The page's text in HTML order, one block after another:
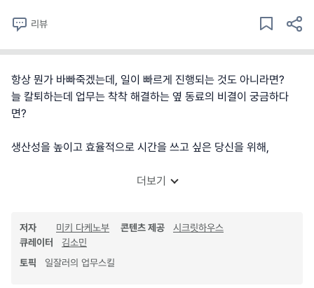
리뷰
항상 뭔가 바빠죽겠는데, 일이 빠르게 진행되는 것도 아니라면?
늘 칼퇴하는데 업무는 착착 해결하는 옆 동료의 비결이 궁금하다
면?
생산성을 높이고 효율적으로 시간을 쓰고 싶은 당신을 위해,
더보기
저자 미키 다케노부 콘텐츠 제공
시크릿하우스
큐레이터
김소민
토픽
일잘러의 업무스킬